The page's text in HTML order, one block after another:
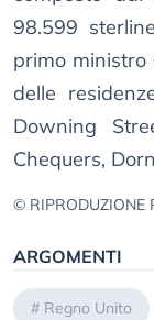
98.599
primo ministro
delle
Downing
Chequers,
© RIPRODUZIONE
ARGOMENTI
# Regno Unito